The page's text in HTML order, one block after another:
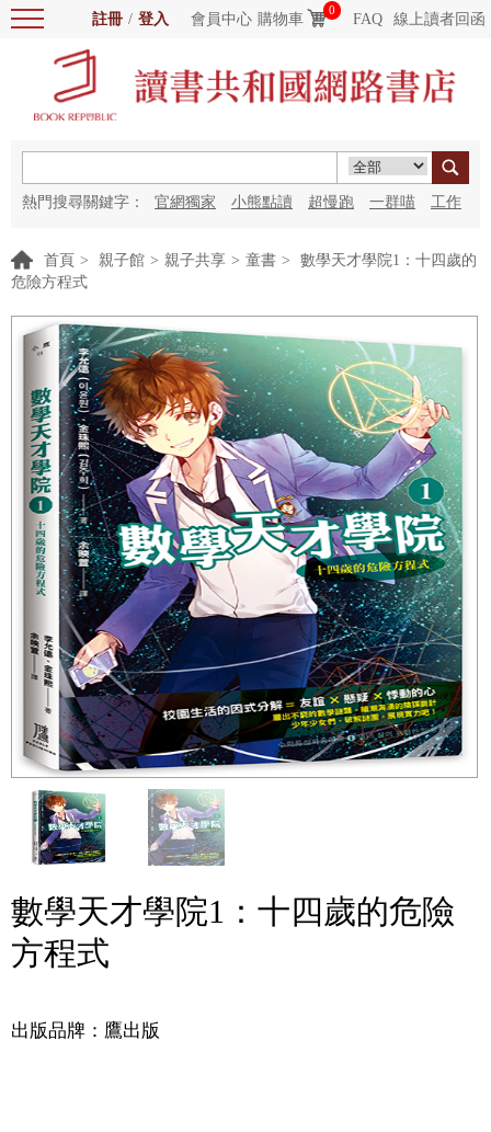
註冊 / 登入 會員中心 購物車
0
FAQ 線上讀者回函
熱門搜尋關鍵字： 官網獨家 小熊點讀 超慢跑 一群喵 工作
首頁 > 親子館 > 親子共享 > 童書 >
數學天才學院1：十四歲的
危險方程式
數學天才學院1：十四歲的危險
方程式
出版品牌：鷹出版